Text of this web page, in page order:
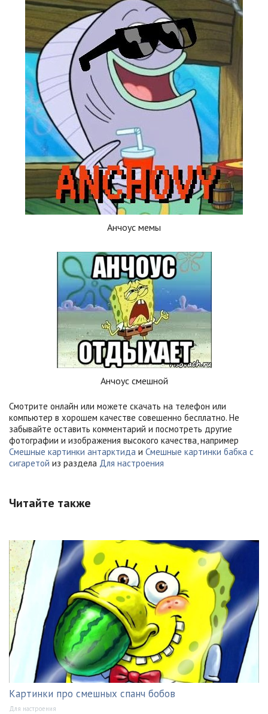
Анчоус мемы
Анчоус смешной
Смотрите онлайн или можете скачать на телефон или
компьютер в хорошем качестве совешенно бесплатно. Не
забывайте оставить комментарий и посмотреть другие
фотографии и изображения высокого качества, например
Смешные картинки антарктида и Смешные картинки бабка с
сигаретой из раздела Для настроения
Читайте также
Картинки про смешных спанч бобов
Для настроения